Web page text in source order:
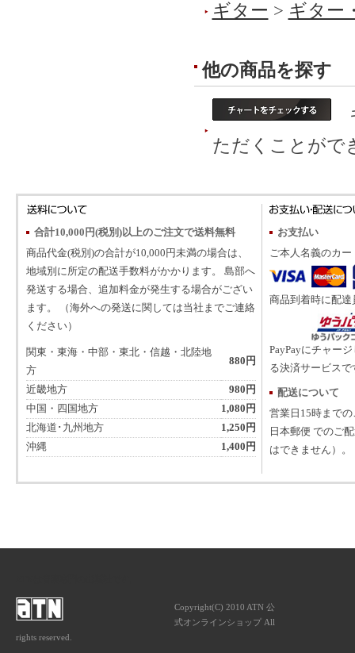
ギター > ギター
他の商品を探す
ただくことがで
合計10,000円(税別)以上のご注文で送料無料
商品代金(税別)の合計が10,000円未満の場合は、
地域別に所定の配送手数料がかかります。 島部へ
発送する場合、追加料金が発生する場合がござい
ます。 （海外への発送に関しては当社までご連絡
ください）
関東・東海・中部・東北・信越・北陸地
方
880円
近畿地方
980円
中国・四国地方
1,080円
北海道･九州地方
1,250円
沖縄
1,400円
お支払い
ご本人名義のカ
商品到着時に配
PayPayにチャー
る決済サービスで
配送について
営業日15時まで
日本郵便 でのご
はできません）。
Copyright(C) 2010 ATN 公
式オンラインショップ All
rights reserved.